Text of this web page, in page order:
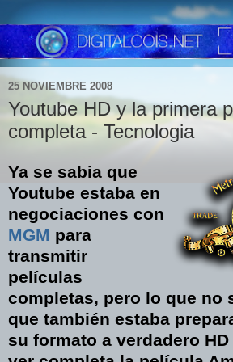
25 NOVIEMBRE 2008
Youtube HD y la primera
completa - Tecnologia
Ya se sabia que
Youtube estaba en
negociaciones con
MGM para
transmitir
películas
completas, pero lo que no
que también estaba
su formato a verdadero